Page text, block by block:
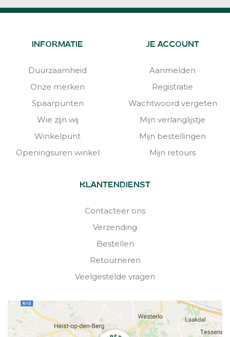
INFORMATIE
Duurzaamheid
Onze merken
Spaarpunten
Wie zijn wij
Winkelpunt
Openingsuren winkel
JE ACCOUNT
Aanmelden
Registratie
Wachtwoord vergeten
Mijn verlanglijstje
Mijn bestellingen
Mijn retours
KLANTENDIENST
Contacteer ons
Verzending
Bestellen
Retourneren
Veelgestelde vragen